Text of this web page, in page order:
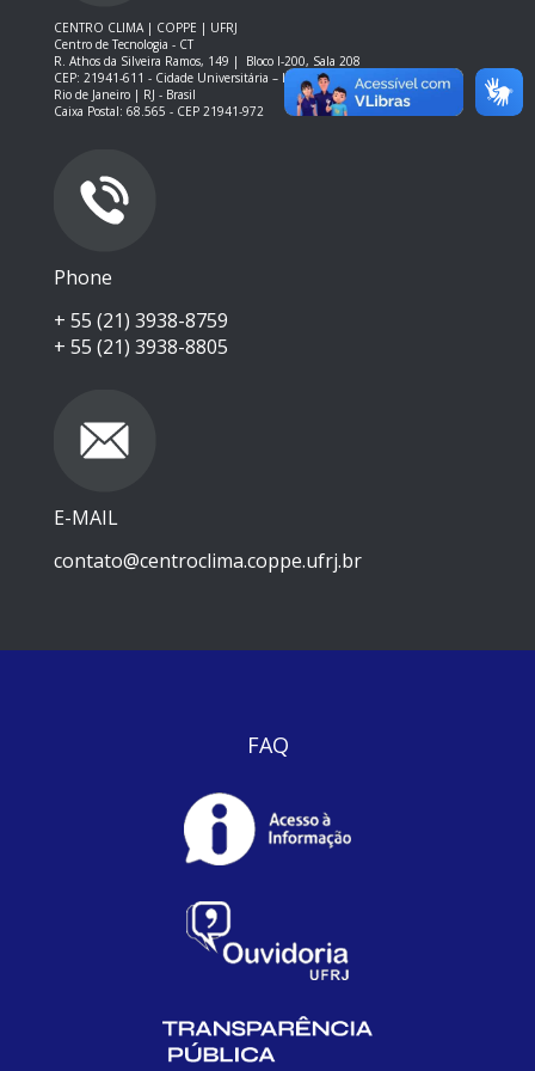
CENTRO CLIMA | COPPE | UFRJ
Centro de Tecnologia - CT
R. Athos da Silveira Ramos, 149 |
Bloco I-200, Sala 208
CEP: 21941-611 - Cidade Universitária – Ilha do Fundão – RJ
Rio de Janeiro | RJ - Brasil
Caixa Postal: 68.565 - CEP 21941-972
Phone
+ 55 (21) 3938-8759
+ 55 (21) 3938-8805
E-MAIL
contato@centroclima.coppe.ufrj.br
FAQ